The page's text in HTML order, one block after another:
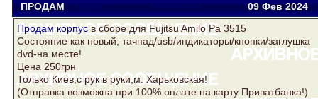
ПРОДАМ Drake drake@i.ua 09 Фев2024
Продамкорпусв сборе для Fujitsu Amilo Pa 3515
Состояние как новый, тачпад/usb/индикаторы/кнопки/заглушка
dvd-на месте!
Цена 250грн
Только Киев,с рук в руки,м. Харьковская!
(Отправка возможна при 100% оплате на карту Приватбанка!)